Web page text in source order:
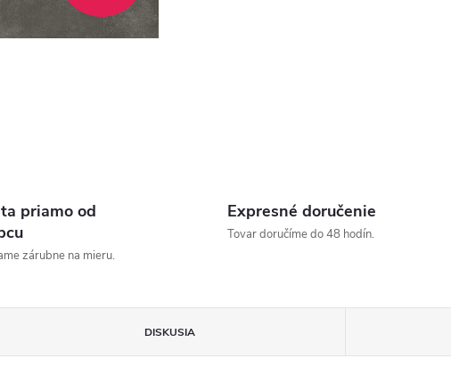
priamo od
zárubne na mieru.
Expresné doručenie
Tovar doručíme do 48 hodín.
DISKUSIA